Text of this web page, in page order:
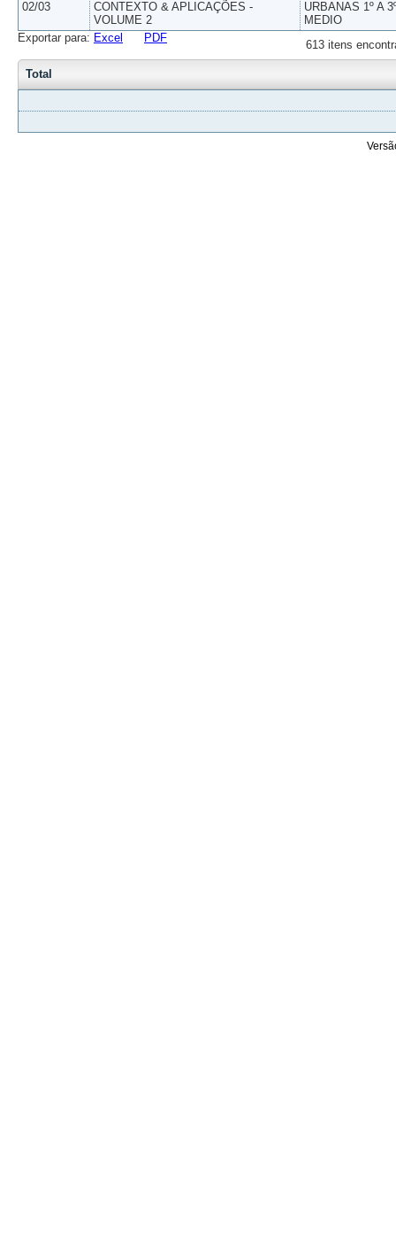
02/03
CONTEXTO & APLICAÇÕES -
VOLUME 2
URBANAS 1º A
MEDIO
613 itens
Exportar para: Excel PDF
Total